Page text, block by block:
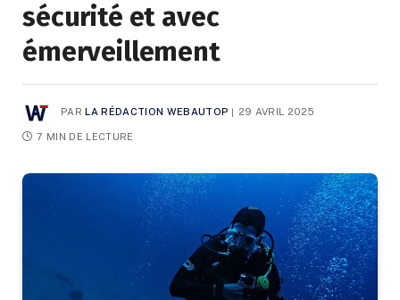
sécurité et avec
émerveillement
PAR LA RÉDACTION WEBAUTOP 29 AVRIL 2025
7 MIN DE LECTURE